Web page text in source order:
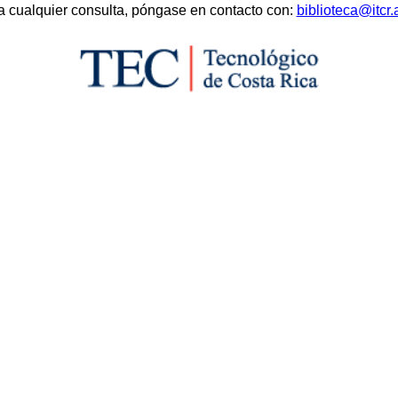
cualquier consulta, póngase en contacto con: